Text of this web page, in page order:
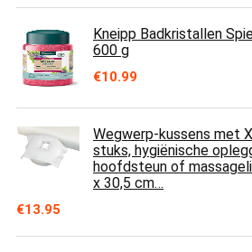
Kneipp Badkristallen
600 g
€10.99
Wegwerp-kussens met
stuks, hygiënische
hoofdsteun of
x 30,5 cm…
€13.95